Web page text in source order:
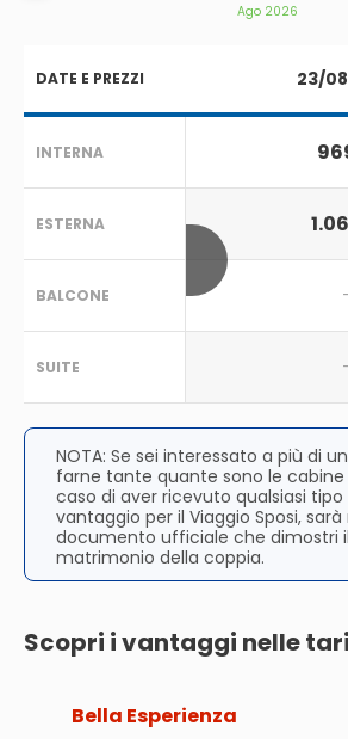
Ago 2026
DATE E PREZZI
INTERNA
ESTERNA
BALCONE
SUITE
23/
NOTA: Se sei interessato a più di
farne tante quante sono le cabine
caso di aver ricevuto qualsiasi
vantaggio per il Viaggio Sposi,
documento ufficiale che dimostri
matrimonio della coppia.
Scopri i vantaggi nelle
Bella Esperienza